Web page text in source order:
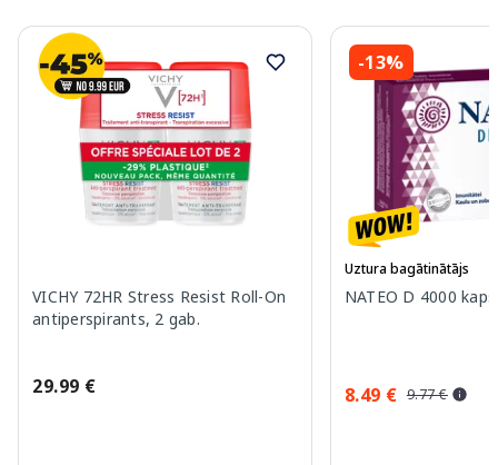
VICHY 72HR Stress Resist Roll-On
antiperspirants, 2 gab.
29.99 €
-13%
Uztura bagātinātājs
NATEO D 4000
8.49 € 9.77 €